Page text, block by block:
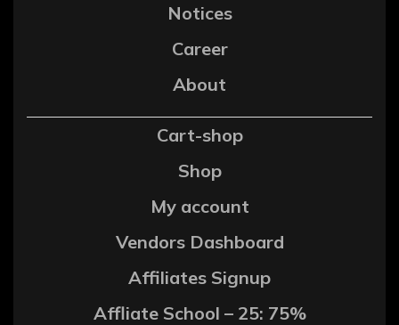
Notices
Career
About
Cart-shop
Shop
My account
Vendors Dashboard
Affiliates Signup
Affliate School – 25: 75%